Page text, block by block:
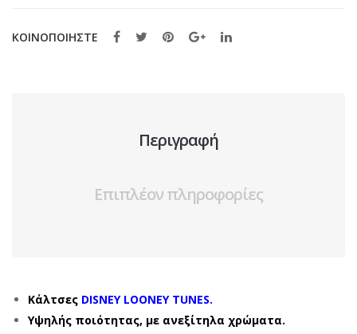
ΚΟΙΝΟΠΟΙΗΣΤΕ
Περιγραφή
Επιπλέον πληροφορίες
Κάλτσες DISNEY LOONEY TUNES.
Υψηλής ποιότητας, με ανεξίτηλα χρώματα.